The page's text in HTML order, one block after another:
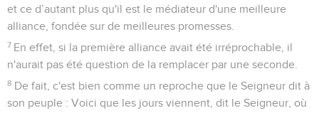
et ce d’autant plus qu'il est le médiateur d'une meilleure
alliance, fondée sur de meilleures promesses.
7 En effet, si la première alliance avait été irréprochable, il
n'aurait pas été question de la remplacer par une seconde.
8 De fait, c'est bien comme un reproche que le Seigneur dit à
son peuple : Voici que les jours viennent, dit le Seigneur, où